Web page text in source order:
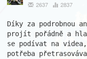
2637 2837
Díky za podrobnou
projít pořádně a
se podívat na
potřeba